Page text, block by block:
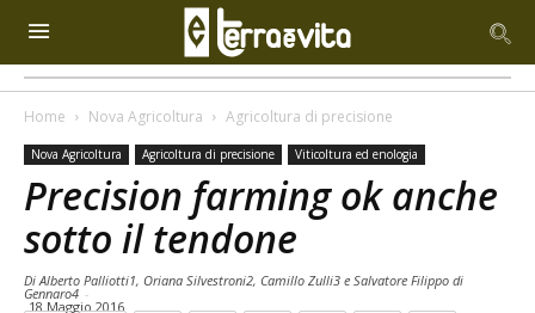
Home Nova Agricoltura Agricoltura di precisione
Nova Agricoltura Agricoltura di precisione Viticoltura ed enologia
Precision farming ok anche
sotto il tendone
Di Alberto Palliotti1, Oriana Silvestroni2, Camillo Zulli3 e Salvatore Filippo di
Gennaro4 -
18 Maggio 2016